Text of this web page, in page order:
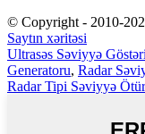
© Copyright - 2010-
Saytın xəritəsi
Ultrasəs Səviyyə
Generatoru, Radar
Radar Tipi Səviyyə